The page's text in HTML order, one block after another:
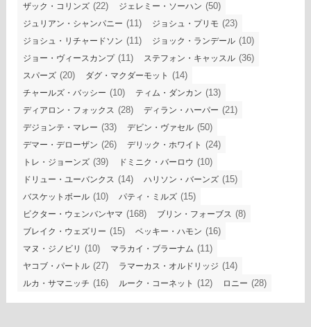
ザック・コリンズ (22) ジェレミー・ソーハン (50)
ジュリアン・シャンパニー (11) ジョシュ・プリモ (23)
ジョシュ・リチャードソン (11) ジョック・ランデール (10)
ジョー・ヴィースカンプ(11) ステフォン・キャッスル (36)
スパーズ (20) ダグ・マクダーモット (14)
チャールズ・バッシー (10) ティム・ダンカン (13)
ディアロン・フォックス (28) ディラン・ハーパー (21)
デジョンテ・マレー (33) デビン・ヴァセル (50)
デマー・デローザン (26) デリック・ホワイト (24)
トレ・ジョーンズ (39) ドミニク・バーロウ (10)
ドリュー・ユーバンクス (14) ハリソン・バーンズ (15)
バスケットボール (10) パティ・ミルズ (15)
ビクター・ウェンバンヤマ (168) ブリン・フォーブス (8)
ブレイク・ウェズリー (15) ベッキー・ハモン (16)
マヌ・ジノビリ (10) マラカイ・ブラーナム (11)
ヤコブ・パートル (27) ラマーカス・オルドリッジ (14)
ルカ・サマニッチ (16) ルーク・コーネット (12) ロニー (28)